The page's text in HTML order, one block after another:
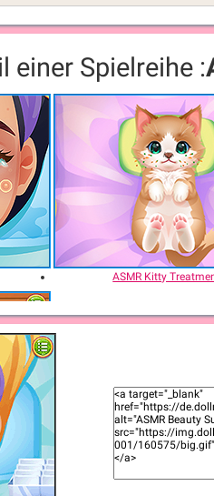
einer Spielreihe :
ASMR Kitty